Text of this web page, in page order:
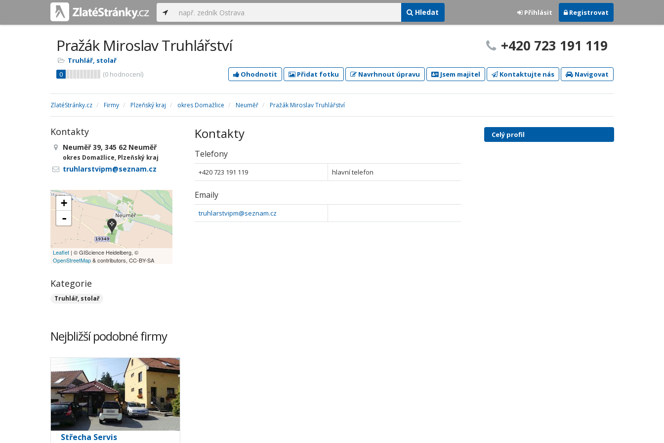
Hledat Přihlásit Registrovat
Pražák Miroslav Truhlářství
Truhlář, stolař
0
(0 hodnocení)
+420 723 191 119
Ohodnotit Přidat fotku Navrhnout úpravu Jsem majitel Kontaktujte nás Navigovat
ZlatéStránky.cz Firmy Plzeňský kraj okres Domažlice Neuměř Pražák Miroslav Truhlářství
Kontakty
Telefony
+420 723 191 119 hlavní telefon
Emaily
truhlarstvipm@seznam.cz
Kontakty
Neuměř 39, 345 62 Neuměř
okres Domažlice, Plzeňský kraj
truhlarstvipm@seznam.cz
+
-
Leaflet | © GIScience Heidelberg, ©
OpenStreetMap& contributors, CC-BY-SA
Kategorie
Truhlář, stolař
Celý profil
Nejbližší podobné firmy
Střecha Servis